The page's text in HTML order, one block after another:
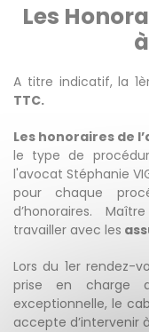
Les
A titre indicatif, la
TTC.
Les honoraires de
le type de
l'avocat Stéphanie
pour chaque
d’honoraires.
travailler avec les
Lors du 1er rendez-
prise en charge
exceptionnelle, le
accepte d’intervenir